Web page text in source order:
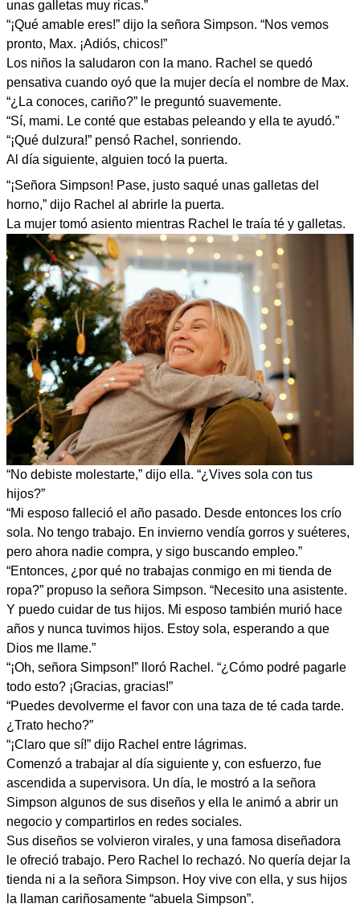
unas galletas muy ricas.”
“¡Qué amable eres!” dijo la señora Simpson. “Nos vemos
pronto, Max. ¡Adiós, chicos!”
Los niños la saludaron con la mano. Rachel se quedó
pensativa cuando oyó que la mujer decía el nombre de Max.
“¿La conoces, cariño?” le preguntó suavemente.
“Sí, mami. Le conté que estabas peleando y ella te ayudó.”
“¡Qué dulzura!” pensó Rachel, sonriendo.
Al día siguiente, alguien tocó la puerta.
“¡Señora Simpson! Pase, justo saqué unas galletas del
horno,” dijo Rachel al abrirle la puerta.
La mujer tomó asiento mientras Rachel le traía té y galletas.
“No debiste molestarte,” dijo ella. “¿Vives sola con tus
hijos?”
“Mi esposo falleció el año pasado. Desde entonces los crío
sola. No tengo trabajo. En invierno vendía gorros y suéteres,
pero ahora nadie compra, y sigo buscando empleo.”
“Entonces, ¿por qué no trabajas conmigo en mi tienda de
ropa?” propuso la señora Simpson. “Necesito una asistente.
Y puedo cuidar de tus hijos. Mi esposo también murió hace
años y nunca tuvimos hijos. Estoy sola, esperando a que
Dios me llame.”
“¡Oh, señora Simpson!” lloró Rachel. “¿Cómo podré pagarle
todo esto? ¡Gracias, gracias!”
“Puedes devolverme el favor con una taza de té cada tarde.
¿Trato hecho?”
“¡Claro que sí!” dijo Rachel entre lágrimas.
Comenzó a trabajar al día siguiente y, con esfuerzo, fue
ascendida a supervisora. Un día, le mostró a la señora
Simpson algunos de sus diseños y ella le animó a abrir un
negocio y compartirlos en redes sociales.
Sus diseños se volvieron virales, y una famosa diseñadora
le ofreció trabajo. Pero Rachel lo rechazó. No quería dejar la
tienda ni a la señora Simpson. Hoy vive con ella, y sus hijos
la llaman cariñosamente “abuela Simpson”.